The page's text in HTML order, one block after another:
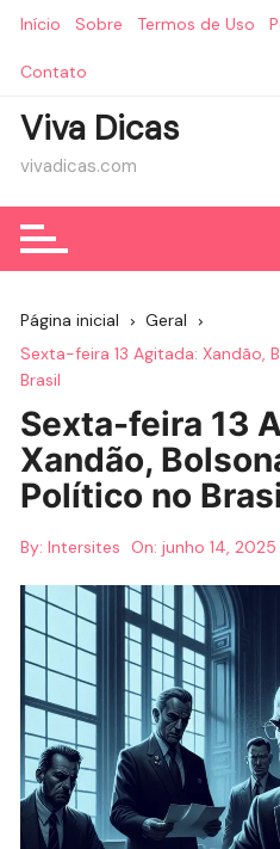
Início Sobre Termos de Uso
Contato
Viva Dicas
vivadicas.com
Página inicial
Geral
Sexta-feira 13 Agitada: Xandão,
Brasil
Sexta-feira 13
Xandão,
Político no
By: Intersites On:junho 14, 2025